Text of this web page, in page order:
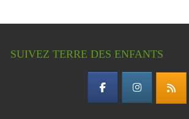
SUIVEZ TERRE DES ENFANTS